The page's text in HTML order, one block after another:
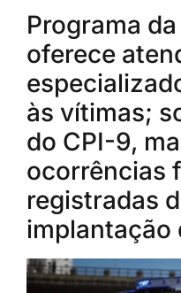
Programa
oferece
às vítimas;
do CPI-9,
ocorrências
registradas
implantação